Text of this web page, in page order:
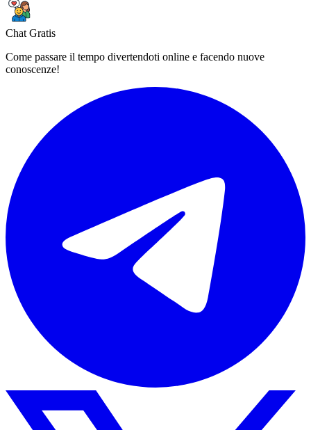
Chat Gratis
Come passare il tempo divertendoti online e facendo nuove
conoscenze!